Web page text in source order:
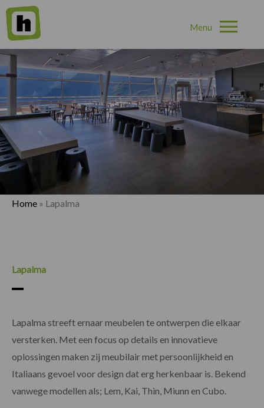
Home » Lapalma
Lapalma
Lapalma streeft ernaar meubelen te ontwerpen die elkaar
versterken. Met een focus op details en innovatieve
oplossingen maken zij meubilair met persoonlijkheid en
Italiaans gevoel voor design dat erg herkenbaar is. Bekend
vanwege modellen als; Lem, Kai, Thin, Miunn en Cubo.